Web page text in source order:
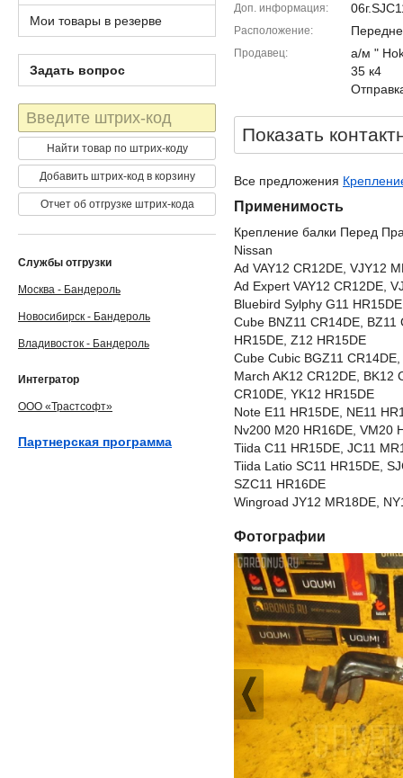
Доп. информация
Расположение
Продавец
а/м "
35 к4
Показать
Все предложения
Применимость
Крепление балки Перед
Nissan
Ad VAY12 CR12DE, VJY12
Ad Expert VAY12 CR12DE,
Bluebird Sylphy G11
Cube BNZ11 CR14DE,
HR15DE, Z12 HR15DE
Cube Cubic BGZ11
March AK12 CR12DE, BK12
CR10DE, YK12 HR15DE
Note E11 HR15DE, NE11
Nv200 M20 HR16DE, VM20
Tiida C11 HR15DE, JC11
Tiida Latio SC11 HR15DE,
SZC11 HR16DE
Wingroad JY12 MR18DE,
Фотографии
Мои товары в резерве
Задать вопрос
Штрих-
код
Найти товар по штрих-коду
Добавить штрих-код в корзину
Отчет об отгрузке штрих-кода
Службы отгрузки
Москва - Бандероль
Новосибирск - Бандероль
Владивосток - Бандероль
Интегратор
ООО «Трастсофт»
Партнерская программа